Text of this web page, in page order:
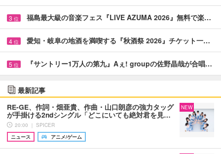
3 位 福島最大級の音楽フェス『LIVE AZUMA 2026』無料で楽…
4 位 愛知・岐阜の地酒を満喫する『秋酒祭 2026』チケット一…
5 位 『サントリー1万人の第九』Aぇ! groupの佐野晶哉が合唱…
最新記事
RE-GE、作詞・畑亜貴、作曲・山口朗彦の強力タッグ
が手掛ける2ndシングル「どこにいても絶対君を見…
20:00 ｜ SPICER
ニュース
アニメ/ゲーム
NEW